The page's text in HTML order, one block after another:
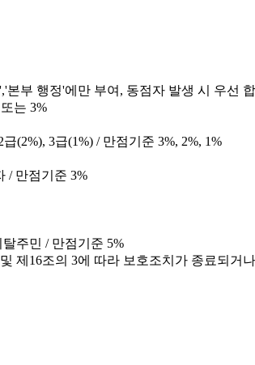
부 행정'에만 부여, 동점자 발생 시 우선
는 3%
(2%), 3급(1%) / 만점기준 3%, 2%, 1%
/ 만점기준 3%
주민 / 만점기준 5%
제16조의 3에 따라 보호조치가 종료되거